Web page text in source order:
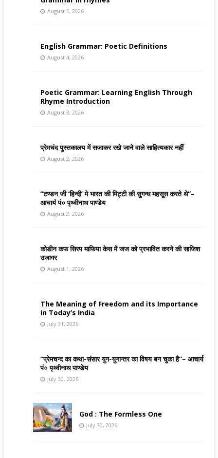
August 5, 2026
English Grammar: Poetic Definitions
August 4, 2026
Poetic Grammar: Learning English Through
Rhyme Introduction
August 3, 2026
प्रेमचंद पुस्तकालय में सजाकर रखे जाने वाले साहित्यकार नहीं
August 2, 2026
“टण्डन जी ‘हिन्दी’ मे भारत की मिट्टी की सुगन्ध महसूस करते थे”–
आचार्य पं० पृथ्वीनाथ पाण्डेय
August 2, 2026
कोडीन कफ सिरप माफिया केस में जज को प्रभावित करने की साजिश
उजागर
August 1, 2026
The Meaning of Freedom and its Importance
in Today’s India
July 31, 2026
“प्रेमचन्द का कथा-संसार युग-युगान्तर का विषय बन चुका है”– आचार्य
पं० पृथ्वीनाथ पाण्डेय
July 30, 2026
God : The Formless One
July 30, 2026